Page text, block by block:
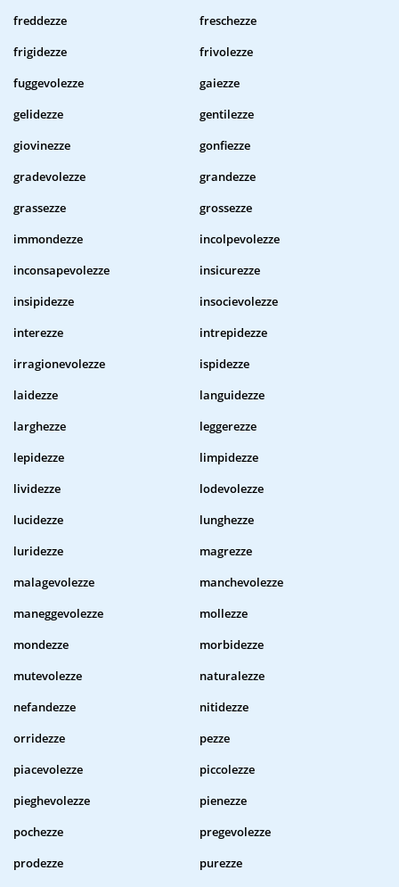
freddezze
freschezze
frigidezze
frivolezze
fuggevolezze
gaiezze
gelidezze
gentilezze
giovinezze
gonfiezze
gradevolezze
grandezze
grassezze
grossezze
immondezze
incolpevolezze
inconsapevolezze
insicurezze
insipidezze
insocievolezze
interezze
intrepidezze
irragionevolezze
ispidezze
laidezze
languidezze
larghezze
leggerezze
lepidezze
limpidezze
lividezze
lodevolezze
lucidezze
lunghezze
luridezze
magrezze
malagevolezze
manchevolezze
maneggevolezze
mollezze
mondezze
morbidezze
mutevolezze
naturalezze
nefandezze
nitidezze
orridezze
pezze
piacevolezze
piccolezze
pieghevolezze
pienezze
pochezze
pregevolezze
prodezze
purezze